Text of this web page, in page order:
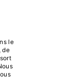
le
de